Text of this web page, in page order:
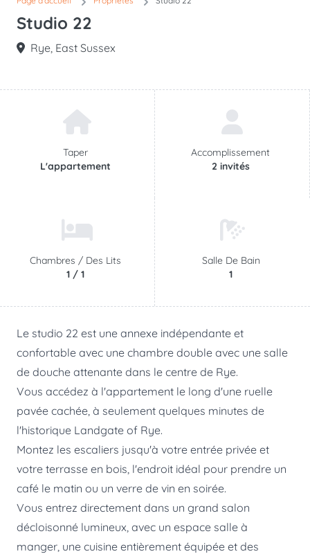
Studio 22
Rye, East Sussex
Taper
L'appartement
Accomplissement
2 invités
Chambres / Des Lits
1 / 1
Salle De Bain
1
Le studio 22 est une annexe indépendante et
confortable avec une chambre double avec une salle
de douche attenante dans le centre de Rye.
Vous accédez à l'appartement le long d'une ruelle
pavée cachée, à seulement quelques minutes de
l'historique Landgate of Rye.
Montez les escaliers jusqu'à votre entrée privée et
votre terrasse en bois, l'endroit idéal pour prendre un
café le matin ou un verre de vin en soirée.
Vous entrez directement dans un grand salon
décloisonné lumineux, avec un espace salle à
manger, une cuisine entièrement équipée et des